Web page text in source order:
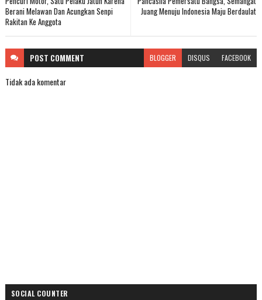
Juang Menuju Indonesia Maju Berdaulat
Berani Melawan Dan Acungkan Senpi
Rakitan Ke Anggota
POST COMMENT BLOGGER DISQUS FACEBOOK
Tidak ada komentar
SOCIAL COUNTER